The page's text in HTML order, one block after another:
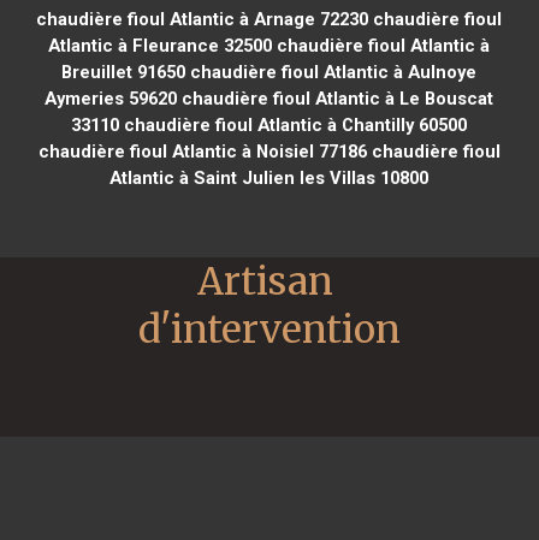
chaudière fioul Atlantic à Arnage 72230 chaudière fioul
Atlantic à Fleurance 32500 chaudière fioul Atlantic à
Breuillet 91650 chaudière fioul Atlantic à Aulnoye
Aymeries 59620 chaudière fioul Atlantic à Le Bouscat
33110 chaudière fioul Atlantic à Chantilly 60500
chaudière fioul Atlantic à Noisiel 77186chaudière fioul
Atlantic à Saint Julien les Villas 10800
Artisan
d'intervention